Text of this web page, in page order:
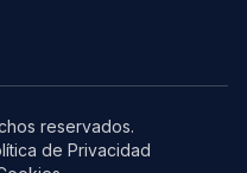
reservados.
de Privacidad